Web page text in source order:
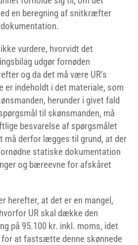
en beregning af snitkræfter
vurdere, hvorvidt det
udgør fornøden
og da det må være UR’s
er indeholdt i det materiale, som
herunder i givet fald
til skønsmanden, må
besvarelse af spørgsmålet
må derfor lægges til grund, at der
statiske dokumentation
og bæreevne for afskåret
herefter, at det er en mangel,
UR skal dække den
på 95.100 kr. inkl. moms, idet
for at fastsætte denne skønnede